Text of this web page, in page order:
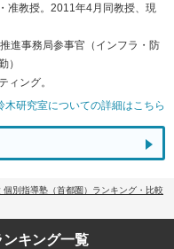
准教授。2011年4月同教授、現
進事務局参事官（インフラ・防
）
ィング。
研究室についての詳細はこちら
個別指導塾（首都圏）ランキング・比較
ンキング一覧